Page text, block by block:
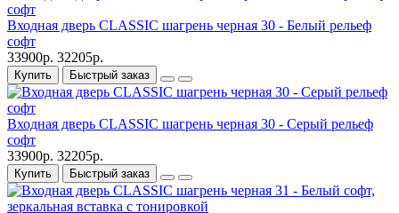
Входная дверь CLASSIC шагрень черная 30 - Белый рельеф
софт
33900р. 32205р.
Купить Быстрый заказ
Входная дверь CLASSIC шагрень черная 30 - Серый рельеф
софт
33900р. 32205р.
Купить Быстрый заказ